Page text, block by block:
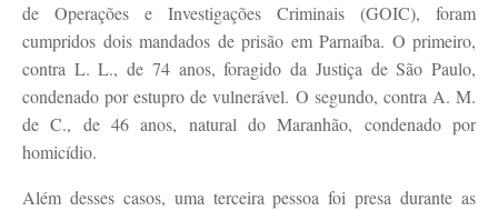
de Operações e Investigações Criminais (GOIC), foram
cumpridos dois mandados de prisão em Parnaíba. O primeiro,
contra L. L., de 74 anos, foragido da Justiça de São Paulo,
condenado por estupro de vulnerável. O segundo, contra A. M.
de C., de 46 anos, natural do Maranhão, condenado por
homicídio.
Além desses casos, uma terceira pessoa foi presa durante as